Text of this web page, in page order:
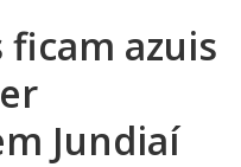
ficam azuis
Jundiaí